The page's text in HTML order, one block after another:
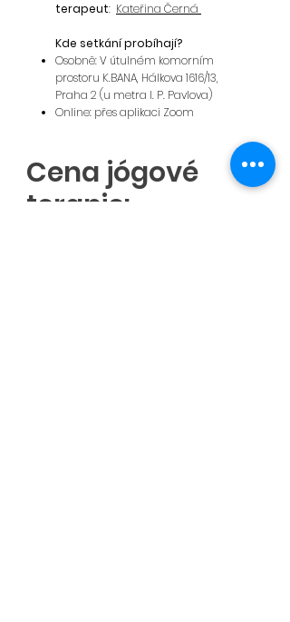
terapeut: Kateřina Černá
Kde setkání probíhají?
Osobně: V útulném komorním
prostoru K.BANA, Hálkova 1616/13,
Praha 2 (u metra I. P. Pavlova)
Online: přes aplikaci Zoom
Cena jógové
terapie: